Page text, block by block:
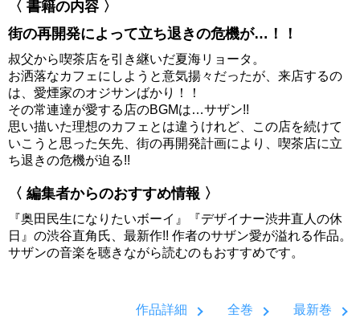
〈 書籍の内容 〉
街の再開発によって立ち退きの危機が…！！
叔父から喫茶店を引き継いだ夏海リョータ。
お洒落なカフェにしようと意気揚々だったが、来店するの
は、愛煙家のオジサンばかり！！
その常連達が愛する店のBGMは…サザン!!
思い描いた理想のカフェとは違うけれど、この店を続けて
いこうと思った矢先、街の再開発計画により、喫茶店に立
ち退きの危機が迫る!!
〈 編集者からのおすすめ情報 〉
『奥田民生になりたいボーイ』『デザイナー渋井直人の休
日』の渋谷直角氏、最新作!! 作者のサザン愛が溢れる作品。
サザンの音楽を聴きながら読むのもおすすめです。
作品詳細 全巻 最新巻